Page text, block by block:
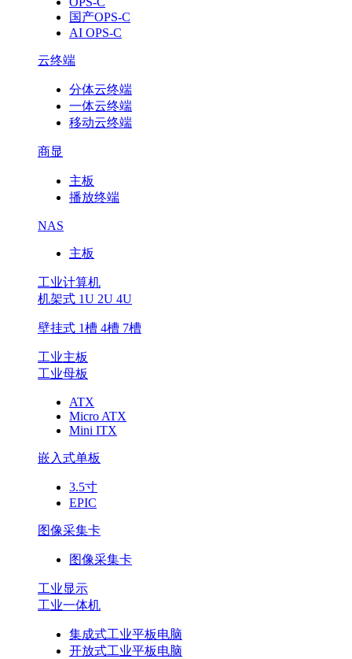
国产OPS-C
AI OPS-C
云终端
分体云终端
一体云终端
移动云终端
商显
主板
播放终端
NAS
主板
工业计算机
机架式 1U 2U 4U
壁挂式 1槽 4槽 7槽
工业主板
工业母板
ATX
Micro ATX
Mini ITX
嵌入式单板
3.5寸
EPIC
图像采集卡
图像采集卡
工业显示
工业一体机
集成式工业平板电脑
开放式工业平板电脑